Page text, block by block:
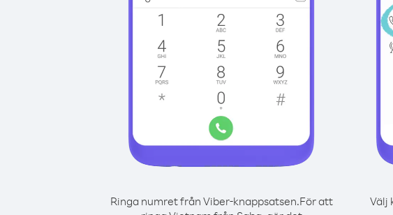
Ringa numret från Viber-knappsatsen.För att
Välj